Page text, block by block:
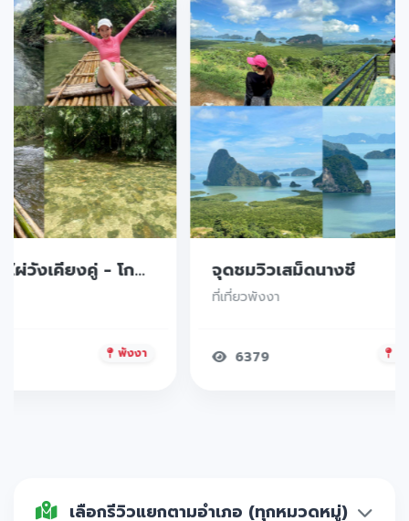
ล่องแพไม้ไผ่วังเคียงคู่ - โกมล คอร์เนอร์ Bamboo Rafting
พังงา
จุดชมวิวเสม็ดนางชี
ที่เที่ยวพังงา
6379
เลือกรีวิวแยกตามอำเภอ (ทุกหมวดหมู่)